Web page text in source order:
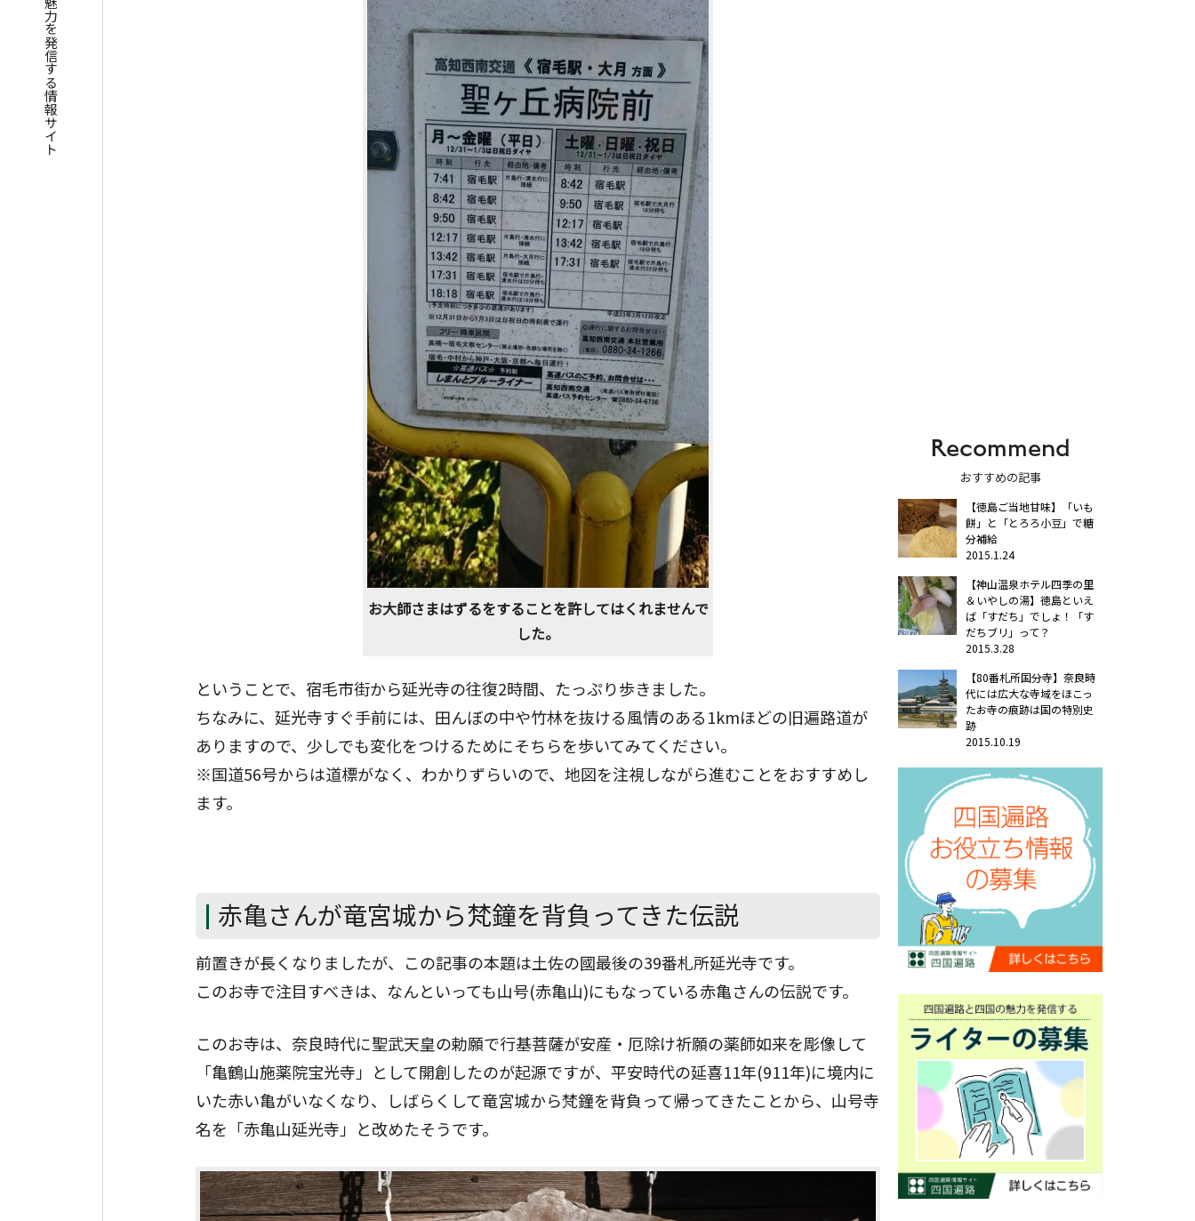
お大師さまはずるをすることを許してはくれませんで
した。
ということで、宿毛市街から延光寺の往復2時間、たっぷり歩きました。
ちなみに、延光寺すぐ手前には、田んぼの中や竹林を抜ける風情のある1kmほどの旧遍路道が
ありますので、少しでも変化をつけるためにそちらを歩いてみてください。
※国道56号からは道標がなく、わかりずらいので、地図を注視しながら進むことをおすすめし
ます。
赤亀さんが竜宮城から梵鐘を背負ってきた伝説
前置きが長くなりましたが、この記事の本題は土佐の國最後の39番札所延光寺です。
このお寺で注目すべきは、なんといっても山号(赤亀山)にもなっている赤亀さんの伝説です。
このお寺は、奈良時代に聖武天皇の勅願で行基菩薩が安産・厄除け祈願の薬師如来を彫像して
「亀鶴山施薬院宝光寺」として開創したのが起源ですが、平安時代の延喜11年(911年)に境内に
いた赤い亀がいなくなり、しばらくして竜宮城から梵鐘を背負って帰ってきたことから、山号寺
名を「赤亀山延光寺」と改めたそうです。
Recommend
おすすめの記事
【徳島ご当地甘味】「いも
餅」と「とろろ小豆」で糖
分補給
2015.1.24
【神山温泉ホテル四季の里
＆いやしの湯】徳島といえ
ば「すだち」でしょ！「す
だちブリ」って？
2015.3.28
【80番札所国分寺】奈良時
代には広大な寺域をほこっ
たお寺の痕跡は国の特別史
跡
2015.10.19